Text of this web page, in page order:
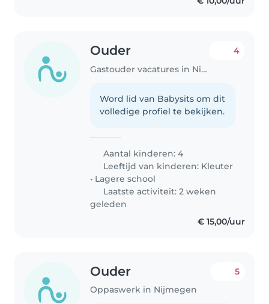
Ouder
Gastouder vacatures in Nijmegen
4
Word lid van Babysits om dit
volledige profiel te bekijken.
Aantal kinderen: 4
Leeftijd van kinderen: Kleuter
• Lagere school
Laatste activiteit: 2 weken
geleden
€ 15,00/uur
Ouder
Oppaswerk in Nijmegen
5